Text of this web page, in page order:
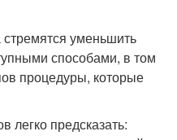
уменьшить
способами, в том
процедуры, которые
легко предсказать: